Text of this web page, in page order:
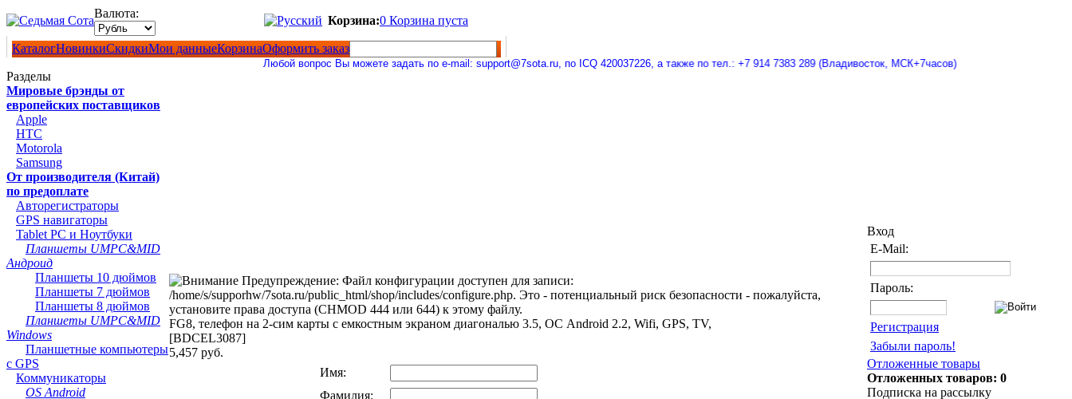
Валюта:
Корзина:0 Корзина пуста
КаталогНовинкиСкидкиМои данныеКорзинаОформить заказ
Любой вопрос Вы можете задать по e-mail: support@7sota.ru, по ICQ 420037226, а также по тел.: +7 914 7383 289 (Владивосток, МСК+7часов)
Разделы
Мировые брэнды от
европейских поставщиков
Apple
HTC
Motorola
Samsung
От производителя (Китай)
по предоплате
Авторегистраторы
GPS навигаторы
Tablet PC и Ноутбуки
Планшеты UMPC&MID
Андроид
Планшеты 10 дюймов
Планшеты 7 дюймов
Планшеты 8 дюймов
Планшеты UMPC&MID
Windows
Планшетные компьютеры
с GPS
Коммуникаторы
OS Android
Предупреждение: Файл конфигурации доступен для записи:
/home/s/supporhw/7sota.ru/public_html/shop/includes/configure.php. Это - потенциальный риск безопасности - пожалуйста,
установите права доступа (CHMOD 444 или 644) к этому файлу.
FG8, телефон на 2-сим карты с емкостным экраном диагональю 3.5, ОС Android 2.2, Wifi, GPS, TV,
[BDCEL3087]
5,457 руб.
Имя:
Фамилия:
Вход
E-Mail:
Пароль:
Регистрация
Забыли пароль!
Отложенные товары
Отложенных товаров: 0
Подписка на рассылку